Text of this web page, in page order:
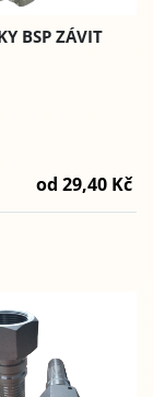
BSP ZÁVIT
od 29,40 Kč